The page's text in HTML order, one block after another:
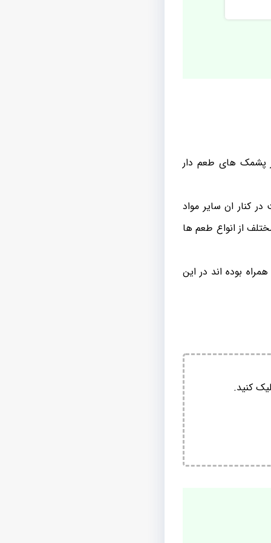
پشمک های طعم دار
کنار ان سایر مواد
از انواع طعم ها
بوده اند در این
کنید.